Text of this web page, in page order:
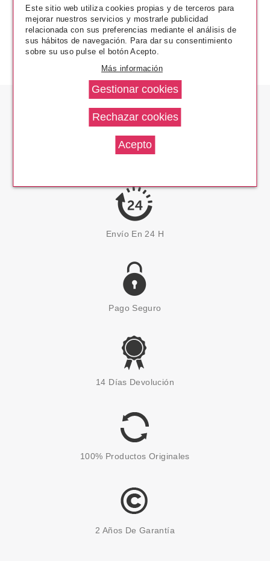
Envío En 24 H
Pago Seguro
14 Días Devolución
100% Productos Originales
2 Años De Garantía
Este sitio web utiliza cookies propias y de terceros para
mejorar nuestros servicios y mostrarle publicidad
relacionada con sus preferencias mediante el análisis de
sus hábitos de navegación. Para dar su consentimiento
sobre su uso pulse el botón Acepto.
Más información